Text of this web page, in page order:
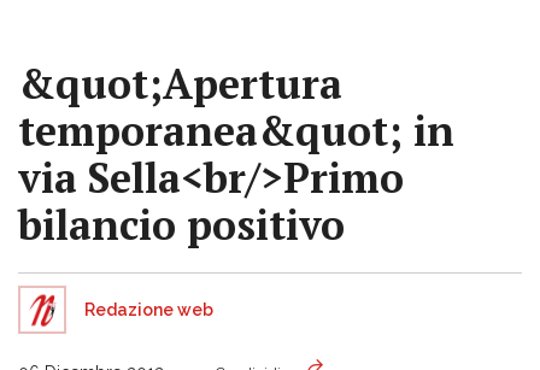
&quot;Apertura
temporanea&quot; in
via Sella<br/>Primo
bilancio positivo
Redazione web